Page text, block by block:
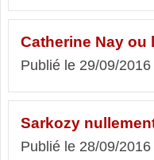
Catherine Nay ou
Publié le 29/09/
Sarkozy
Publié le 28/09/